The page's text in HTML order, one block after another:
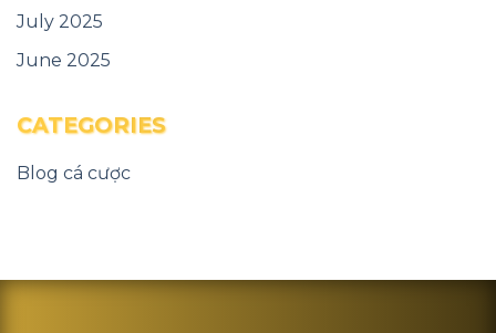
July 2025
June 2025
CATEGORIES
Blog cá cược